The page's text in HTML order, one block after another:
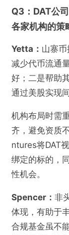
Q3：DAT公
各家机构的策
Yetta： 山寨
减少代币流通
好；二是帮助
通过美股实现
机构布局时需
齐，避免资质
ntures将DAT
绑定的标的，
性机会。
Spencer： 非
体现，有助于
合规基金虽不